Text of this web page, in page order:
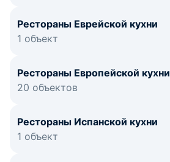
Рестораны Еврейской кухни
1 объект
Рестораны Европейской кухни
20 объектов
Рестораны Испанской кухни
1 объект